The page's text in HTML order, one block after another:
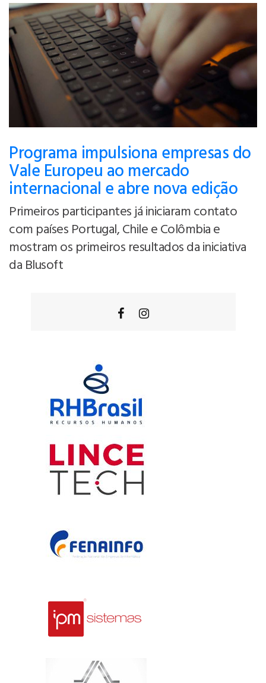
Programa impulsiona empresas do
Vale Europeu ao mercado
internacional e abre nova edição
Primeiros participantes já iniciaram contato
com países Portugal, Chile e Colômbia e
mostram os primeiros resultados da iniciativa
da Blusoft